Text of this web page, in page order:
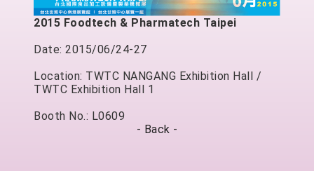
2015 Foodtech & Pharmatech Taipei
Date: 2015/06/24-27
Location: TWTC NANGANG Exhibition Hall /
TWTC Exhibition Hall 1
Booth No.: L0609
- Back -